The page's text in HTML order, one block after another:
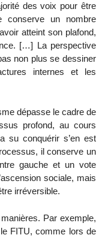
des voix pour être
conserve un nombre
atteint son plafond,
[…] La perspective
non plus se dessiner
internes et les
dépasse le cadre de
profond, au cours
su conquérir s’en est
il conserve un
gauche et un vote
sociale, mais
irréversible.
Par exemple,
FITU, comme lors de